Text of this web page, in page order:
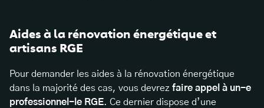
Aides à la rénovation énergétique et
artisans RGE
Pour demander les aides à la rénovation énergétique
dans la majorité des cas, vous devrez faire appel à un-e
professionnel-le RGE. Ce dernier dispose d’une